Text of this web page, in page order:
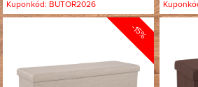
Kuponkód: BUTOR2026
-15%